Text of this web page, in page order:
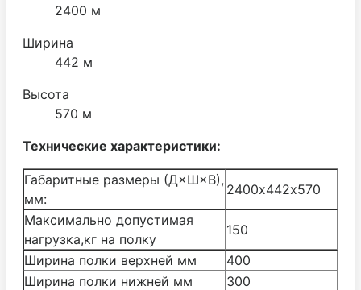
2400 м
Ширина
442 м
Высота
570 м
Технические характеристики:
Габаритные размеры (Д×Ш×В),
мм:
2400х442х570
Максимально допустимая
нагрузка,кг на полку
150
Ширина полки верхней мм
400
Ширина полки нижней мм
300